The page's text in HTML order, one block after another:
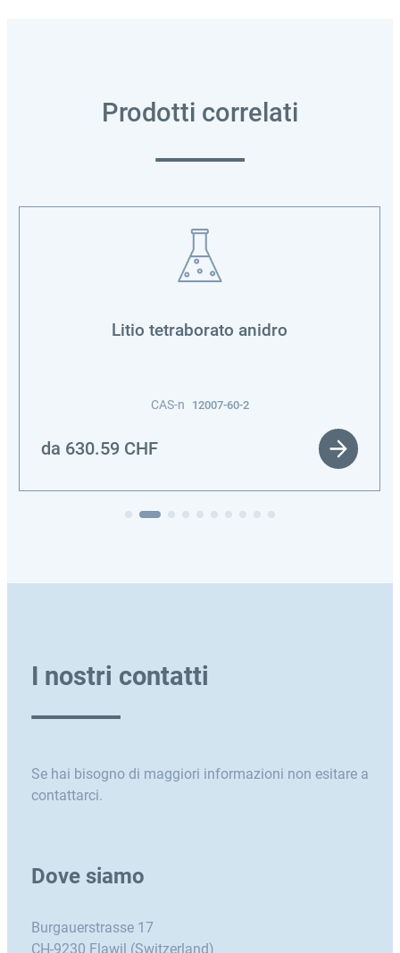
Prodotti correlati
Litio tetraborato anidro
CAS-n 12007-60-2
da 630.59 CHF
I nostri contatti
Se hai bisogno di maggiori informazioni non esitare a
contattarci.
Dove siamo
Burgauerstrasse 17
CH-9230 Flawil (Switzerland)